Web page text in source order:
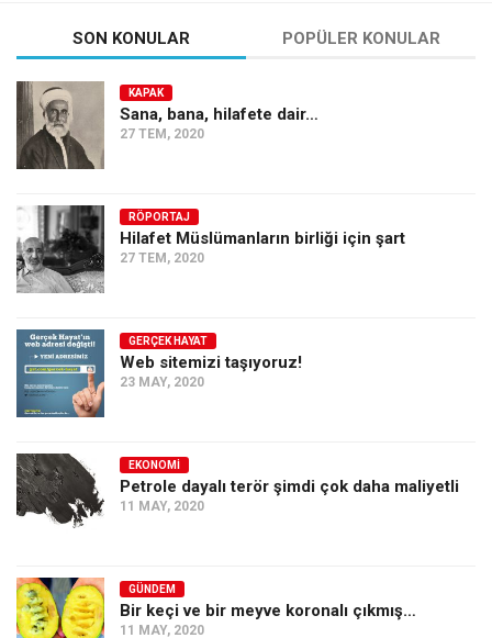
SON KONULAR POPÜLER KONULAR
KAPAK
Sana, bana, hilafete dair…
27 TEM, 2020
RÖPORTAJ
Hilafet Müslümanların birliği için şart
27 TEM, 2020
GERÇEK HAYAT
Web sitemizi taşıyoruz!
23 MAY, 2020
EKONOMI
Petrole dayalı terör şimdi çok daha maliyetli
11 MAY, 2020
GÜNDEM
Bir keçi ve bir meyve koronalı çıkmış…
11 MAY, 2020